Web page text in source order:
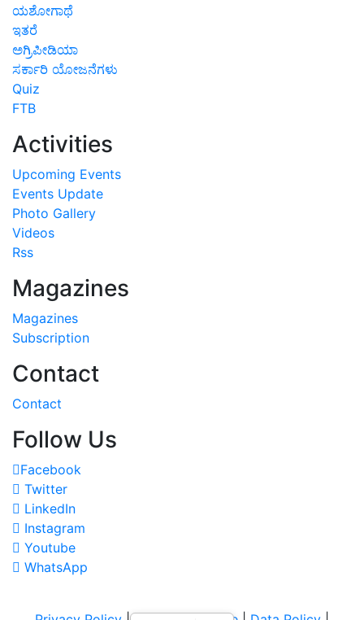
ಯಶೋಗಾಥೆ
ಇತರೆ
ಅಗ್ರಿಪೀಡಿಯಾ
ಸರ್ಕಾರಿ ಯೋಜನೆಗಳು
Quiz
FTB
Activities
Upcoming Events
Events Update
Photo Gallery
Videos
Rss
Magazines
Magazines
Subscription
Contact
Contact
Follow Us
Facebook
Twitter
LinkedIn
Instagram
Youtube
WhatsApp